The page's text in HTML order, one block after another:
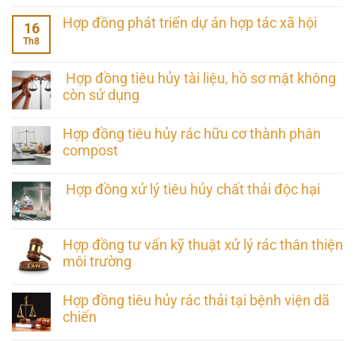
16
Th8
Hợp đồng phát triển dự án hợp tác xã hội
Hợp đồng tiêu hủy tài liệu, hồ sơ mật không
còn sử dụng
Hợp đồng tiêu hủy rác hữu cơ thành phân
compost
Hợp đồng xử lý tiêu hủy chất thải độc hại
Hợp đồng tư vấn kỹ thuật xử lý rác thân thiện
môi trường
Hợp đồng tiêu hủy rác thải tại bệnh viện dã
chiến